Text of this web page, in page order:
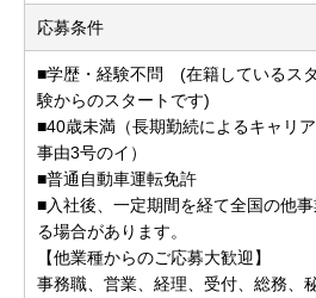
応募条件
■学歴・経験不問 (在籍しているス
験からのスタートです)
■40歳未満（長期勤続によるキャリ
事由3号のイ）
■普通自動車運転免許
■入社後、一定期間を経て全国の他
る場合があります。
【他業種からのご応募大歓迎】
事務職、営業、経理、受付、総務、